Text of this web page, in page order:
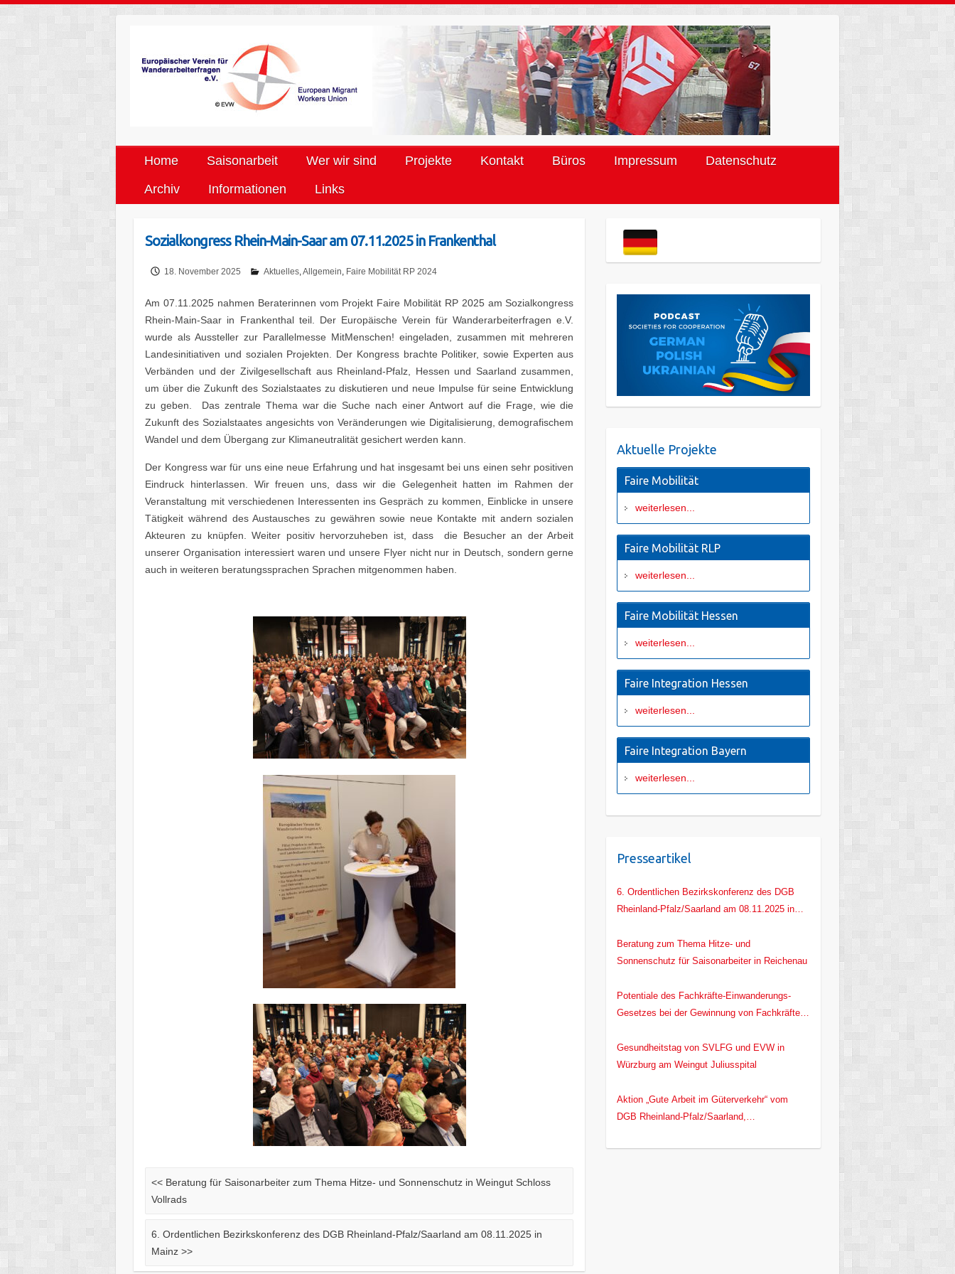
Home Saisonarbeit Wer wir sind Projekte Kontakt Büros Impressum
Datenschutz
Archiv
Informationen Links
Sozialkongress Rhein-Main-Saar am 07.11.2025 in Frankenthal
18. November 2025 Aktuelles,Allgemein, Faire Mobilität RP 2024
Am 07.11.2025 nahmen Beraterinnen vom Projekt Faire Mobilität RP 2025 am Sozialkongress
Rhein-Main-Saar in Frankenthal teil. Der Europäische Verein für Wanderarbeiterfragen e.V.
wurde als Aussteller zur Parallelmesse MitMenschen! eingeladen, zusammen mit mehreren
Landesinitiativen und sozialen Projekten. Der Kongress brachte Politiker, sowie Experten aus
Verbänden und der Zivilgesellschaft aus Rheinland-Pfalz, Hessen und Saarland zusammen,
um über die Zukunft des Sozialstaates zu diskutieren und neue Impulse für seine Entwicklung
zu geben. Das zentrale Thema war die Suche nach einer Antwort auf die Frage, wie die
Zukunft des Sozialstaates angesichts von Veränderungen wie Digitalisierung, demografischem
Wandel und dem Übergang zur Klimaneutralität gesichert werden kann.
Der Kongress war für uns eine neue Erfahrung und hat insgesamt bei uns einen sehr positiven
Eindruck hinterlassen. Wir freuen uns, dass wir die Gelegenheit hatten im Rahmen der
Veranstaltung mit verschiedenen Interessenten ins Gespräch zu kommen, Einblicke in unsere
Tätigkeit während des Austausches zu gewähren sowie neue Kontakte mit andern sozialen
Akteuren zu knüpfen. Weiter positiv hervorzuheben ist, dass die Besucher an der Arbeit
unserer Organisation interessiert waren und unsere Flyer nicht nur in Deutsch, sondern gerne
auch in weiteren beratungssprachen Sprachen mitgenommen haben.
<< Beratung für Saisonarbeiter zum Thema Hitze- und Sonnenschutz in Weingut Schloss
Vollrads
6. Ordentlichen Bezirkskonferenz des DGB Rheinland-Pfalz/Saarland am 08.11.2025 in
Mainz>>
Aktuelle Projekte
Faire Mobilität
weiterlesen...
Faire Mobilität RLP
weiterlesen...
Faire Mobilität Hessen
weiterlesen...
Faire Integration Hessen
weiterlesen...
Faire Integration Bayern
weiterlesen...
Presseartikel
6. Ordentlichen Bezirkskonferenz des DGB
Rheinland-Pfalz/Saarland am 08.11.2025 in
Beratung zum Thema Hitze- und
Sonnenschutz für Saisonarbeiter in Reichenau
Potentiale des Fachkräfte-Einwanderungs-
Gesetzes bei der Gewinnung von Fachkräften
Gesundheitstag von SVLFG und EVW in
Würzburg am Weingut Juliusspital
Aktion „Gute Arbeit im Güterverkehr“ vom
DGB Rheinland-Pfalz/Saarland,
RLP/ und EVW e.V.